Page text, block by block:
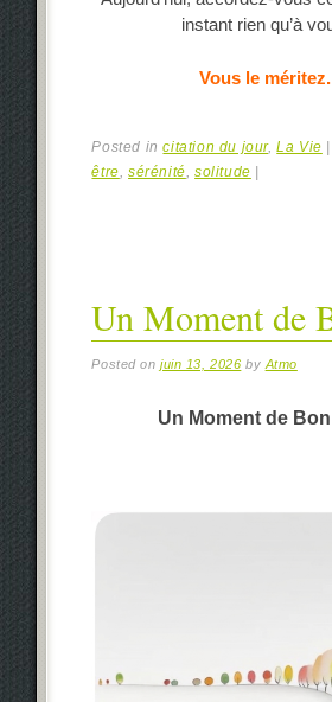
instant rien qu’à
Vous le méritez.
Posted incitation du jour,La Vie
être,sérénité,solitude
Un Moment de
Posted onjuin 13, 2026 by Atmo
Un Moment de